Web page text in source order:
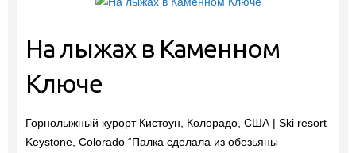
На лыжах в Каменном
Ключе
Горнолыжный курорт Кистоун, Колорадо, США | Ski resort
Keystone, Colorado “Палка сделала из обезьяны